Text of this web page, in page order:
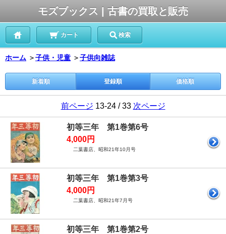
モズブックス | 古書の買取と販売
カート 検索
ホーム ＞子供・児童 ＞子供向雑誌
新着順 登録順 価格順
前ページ 13-24 / 33 次ページ
初等三年 第1巻第6号
4,000円
二葉書店、昭和21年10月号
初等三年 第1巻第3号
4,000円
二葉書店、昭和21年7月号
初等三年 第1巻第2号